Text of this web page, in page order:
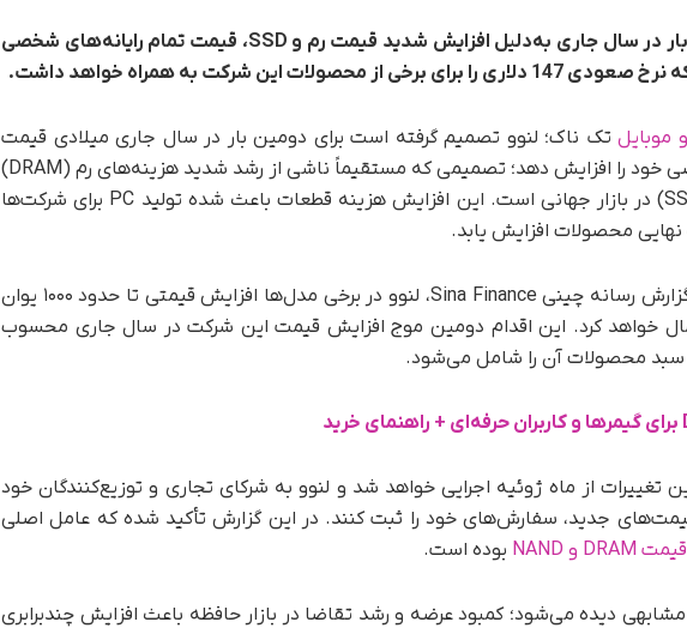
لنوو در نظر دارد برای دومین‌بار در سال جاری به‌دلیل افزایش شدید قیمت رم و SSD، قیمت تمام رایانه‌های شخصی
این شرکت به همراه خواهد داشت.
موبایلتک ناک؛ لنوو تصمیم گرفته است برای دومین بار در سال جاری میلادی قیمت
تمامی محصولات رایانه شخصی خود را افزایش دهد؛ تصمیمی که مستقیماً ناشی از رشد شدید هزینه‌های رم (DRAM)
و حافظه‌های ذخیره‌سازی (SSD) در بازار جهانی است. این افزایش هزینه قطعات باعث شده تولید PC برای شرکت‌ها
محصولات افزایش یابد.
در همین چارچوب، بر اساس گزارش رسانه چینی Sina Finance، لنوو در برخی مدل‌ها افزایش قیمتی تا حدود ۱۰۰۰ یوان
۱۴۷ دلار) اعمال خواهد کرد. این اقدام دومین موج افزایش قیمت این شرکت در سال جاری محسوب
محصولات آن را شامل می‌شود.
تغییرات از ماه ژوئیه اجرایی خواهد شد و لنوو به شرکای تجاری و توزیع‌کنندگان خود
جدید، سفارش‌های خود را ثبت کنند. در این گزارش تأکید شده که عامل اصلی
قیمت DRAM و NAND بوده است.
دیده می‌شود؛ کمبود عرضه و رشد تقاضا در بازار حافظه باعث افزایش چندبرابری